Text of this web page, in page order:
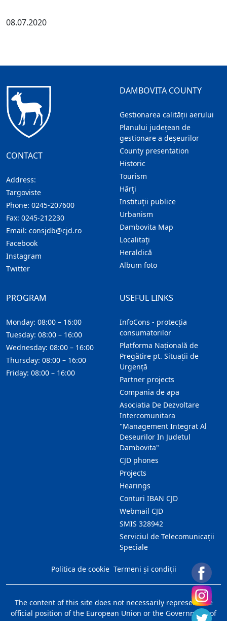
08.07.2020
CONTACT
Address:
Targoviste
Phone: 0245-207600
Fax: 0245-212230
Email: consjdb@cjd.ro
Facebook
Instagram
Twitter
DAMBOVITA COUNTY
Gestionarea calității aerului
Planului județean de
gestionare a deșeurilor
County presentation
Historic
Tourism
Hărţi
Instituţii publice
Urbanism
Dambovita Map
Localitaţi
Heraldică
Album foto
USEFUL LINKS
InfoCons - protecția
consumatorilor
Platforma Națională de
Pregătire pt. Situații de
Urgență
Partner projects
Compania de apa
Asociatia De Dezvoltare
Intercomunitara
"Management Integrat Al
Deseurilor In Judetul
Dambovita"
CJD phones
Projects
Hearings
Conturi IBAN CJD
Webmail CJD
SMIS 328942
Serviciul de Telecomunicații
Speciale
PROGRAM
Monday: 08:00 – 16:00
Tuesday: 08:00 – 16:00
Wednesday: 08:00 – 16:00
Thursday: 08:00 – 16:00
Friday: 08:00 – 16:00
Politica de cookie Termeni și condiții
The content of this site does not necessarily represent the
official position of the European Union or the Government of